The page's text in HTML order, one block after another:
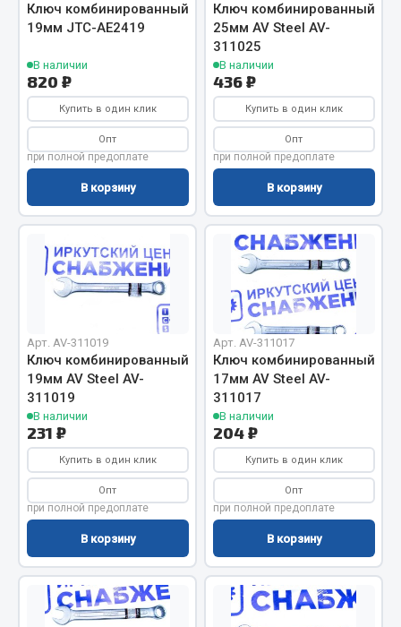
Охладжающие жидкости
Технические жидкости
Весь раздел
МЕТИЗЫ
Болты
Пресс-масленки
Пробки
Пружины
Показать ещё
Весь раздел
Соединительные элементы
Адаптеры и переходники
Тройники
Трубки, муфты, гайки
Угольники
Фитинги
Ключ комбинированный
19мм JTC-AE2419
В наличии
820 ₽
Купить в один клик
Опт
при полной предоплате
В корзину
Ключ комбинированный
25мм AV Steel AV-
311025
В наличии
436 ₽
Купить в один клик
Опт
при полной предоплате
В корзину
Арт. AV-311019
Ключ комбинированный
19мм AV Steel AV-
311019
В наличии
231 ₽
Купить в один клик
Опт
при полной предоплате
В корзину
Арт. AV-311017
Ключ комбинированный
17мм AV Steel AV-
311017
В наличии
204 ₽
Купить в один клик
Опт
при полной предоплате
В корзину